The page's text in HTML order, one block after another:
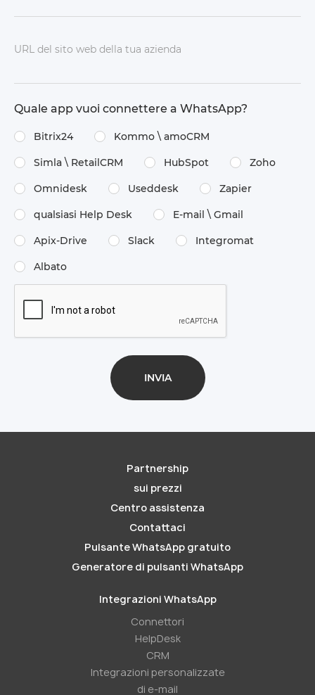
URL del sito web della tua azienda
Quale app vuoi connettere a WhatsApp?
Bitrix24 Kommo \​ amoCRM
Simla \​ RetailCRM HubSpot Zoho
Omnidesk Useddesk Zapier
qualsiasi Help Desk E-mail \​ Gmail
Apix-Drive Slack Integromat
Albato
Partnership
sui prezzi
Centro assistenza
Contattaci
Pulsante WhatsApp gratuito
Generatore di pulsanti WhatsApp
Integrazioni WhatsApp
Connettori
HelpDesk
CRM
Integrazioni personalizzate
di e-mail